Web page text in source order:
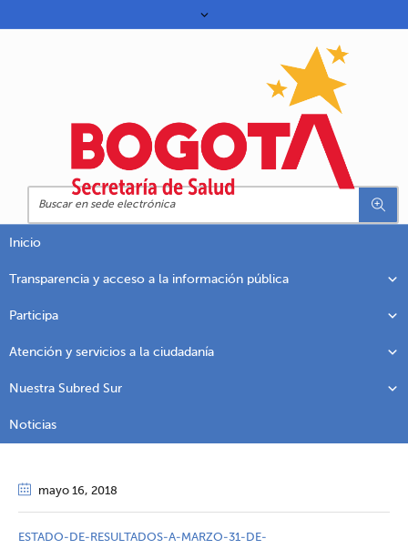
Inicio
Transparencia y acceso a la información pública
Participa
Atención y servicios a la ciudadanía
Nuestra Subred Sur
Noticias
mayo 16, 2018
ESTADO-DE-RESULTADOS-A-MARZO-31-DE-